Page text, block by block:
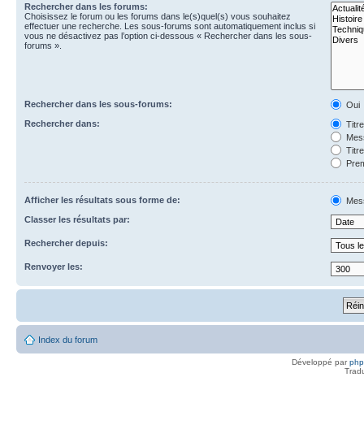
Rechercher dans les forums:
Choisissez le forum ou les forums dans le(s)quel(s) vous souhaitez
effectuer une recherche. Les sous-forums sont automatiquement inclus si
vous ne désactivez pas l’option ci-dessous « Rechercher dans les sous-
forums ».
Rechercher dans les sous-forums:
Oui
Rechercher dans:
Afficher les résultats sous forme de:
Classer les résultats par:
Rechercher depuis:
Renvoyer les:
Index du forum
Développé par